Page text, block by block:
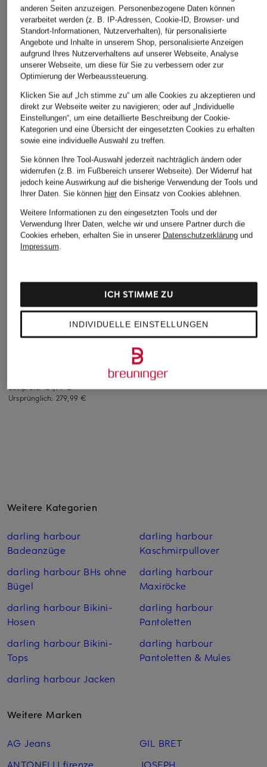
CINQUE
Jacke CICATA mit
abnehmbarer
Bestpreis:131,74 €
Ursprünglich: 279,99 €
VINCE
Blouson
249,99 €
224,99 €
Ursprünglich:629,99 €
POLO RALPH
Blouson
Weitere Kategorien
darling harbour
Badeanzüge
darling harbour BHs ohne
Bügel
darling harbour Bikini-
Hosen
darling harbour Bikini-
Tops
darling harbour Jacken
darling harbour
Kaschmirpullover
darling harbour
Maxiröcke
darling harbour
Pantoletten
darling harbour
Pantoletten & Mules
Weitere Marken
AG Jeans
ANTONELLI firenze
GIL BRET
JOSEPH
anderen Seiten anzuzeigen. Personenbezogene Daten können
verarbeitet werden (z. B. IP-Adressen, Cookie-ID, Browser- und
Standort-Informationen, Nutzerverhalten), für personalisierte
Angebote und Inhalte in unserem Shop, personalisierte Anzeigen
aufgrund Ihres Nutzerverhaltens auf unserer Webseite, Analyse
unserer Webseite, um diese für Sie zu verbessern oder zur
Optimierung der Werbeaussteuerung.
Klicken Sie auf „Ich stimme zu“ um alle Cookies zu akzeptieren und
direkt zur Webseite weiter zu navigieren; oder auf „Individuelle
Einstellungen“, um eine detaillierte Beschreibung der Cookie-
Kategorien und eine Übersicht der eingesetzten Cookies zu erhalten
sowie eine individuelle Auswahl zu treffen.
Sie können Ihre Tool-Auswahl jederzeit nachträglich ändern oder
widerrufen (z.B. im Fußbereich unserer Webseite). Der Widerruf hat
jedoch keine Auswirkung auf die bisherige Verwendung der Tools und
Ihrer Daten. Sie können hierden Einsatz von Cookies ablehnen.
Weitere Informationen zu den eingesetzten Tools und der
Verwendung Ihrer Daten, welche wir und unsere Partner durch die
Cookies erheben, erhalten Sie in unserer Datenschutzerklärungund
Impressum.
INDIVIDUELLE EINSTELLUNGEN
ICH STIMME ZU